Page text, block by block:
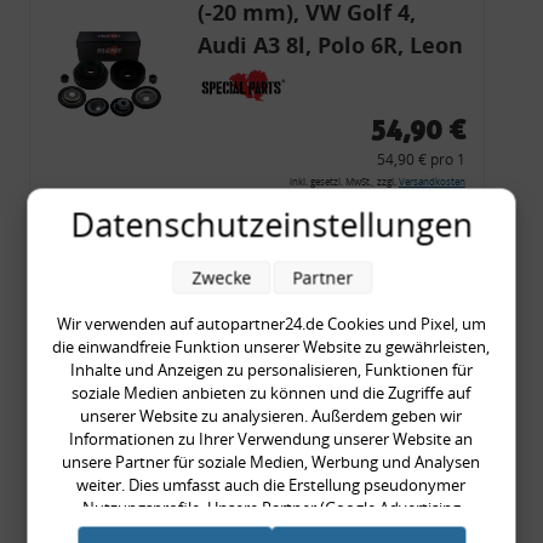
(-20 mm), VW Golf 4,
Audi A3 8l, Polo 6R, Leon
54,90 €
54,90 € pro 1
inkl. gesetzl. MwSt., zzgl. Versandkosten
Merkzettel
Zum Artikel
Rückleuchtenband mit
Blinker, rot, US-Ecken,
Audi 80 Cabrio, Typ 89,
OE-Nr.: 8G0945225 +
8G0945225C
999,99 €
Datenschutzeinstellungen
Wir verwenden auf autopartner24.de Cookies und Pixel, um
die einwandfreie Funktion unserer Website zu gewährleisten,
Inhalte und Anzeigen zu personalisieren, Funktionen für
soziale Medien anbieten zu können und die Zugriffe auf
unserer Website zu analysieren. Außerdem geben wir
Informationen zu Ihrer Verwendung unserer Website an
unsere Partner für soziale Medien, Werbung und Analysen
weiter. Dies umfasst auch die Erstellung pseudonymer
Nutzungsprofile. Unsere Partner (Google Advertising
Products) führen diese Informationen möglicherweise mit
Zwecke Partner